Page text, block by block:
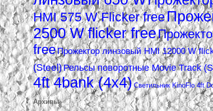
HMI 575 W Flicker free
2500 W flicker free
freeПрожектор линзовый HMI 12000 W
(Steel)Рельсы поворотные Movie Track
4ft 4bank (4х4) Светильник KinoFlo 4ft
Архивы